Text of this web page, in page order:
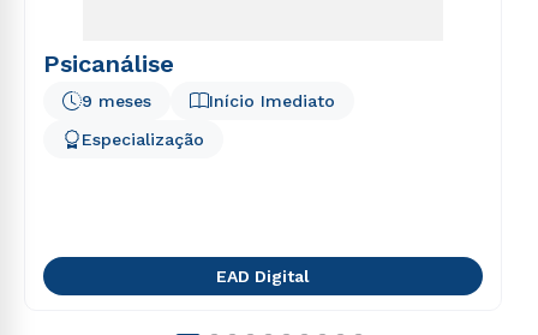
Psicanálise
Início Imediato
9 meses
Especialização
EAD Digital